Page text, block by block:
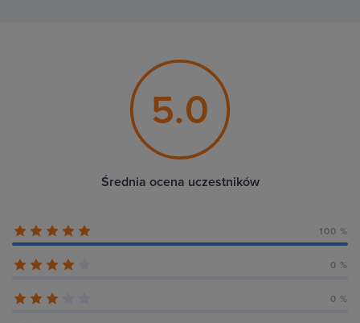
5.0
Średnia ocena uczestników
100 %
0 %
0 %